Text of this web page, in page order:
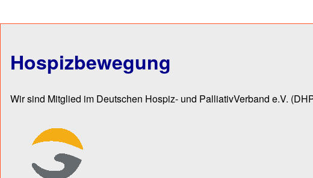
Hospizbewegung
Wir sind Mitglied im Deutschen Hospiz- und PalliativVerband e.V.